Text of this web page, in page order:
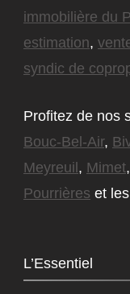
immobilière du
estimation,
syndic de
Profitez de nos
Bouc-Bel-Air,
Meyreuil, Mimet,
Pourrières et
L’Essentiel